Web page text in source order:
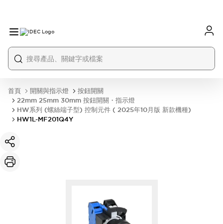
首頁 開關與指示燈
按鈕開關
22mm 25mm 30mm 按鈕開關・指示燈
HW系列 (螺絲端子型) 控制元件 ( 2025年10月版 新款機種)
HW1L-MF201Q4Y